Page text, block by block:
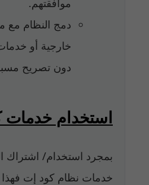
دمج النظام مع
خارجية أو
دون تصريح
استخدام خدمات
بمجرد استخدام/ اشتراك
خدمات نظام كود إت فهذا